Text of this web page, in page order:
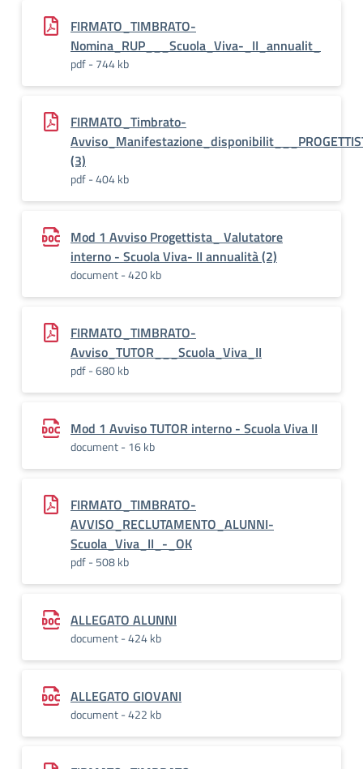
FIRMATO_TIMBRATO-
Nomina_RUP___Scuola_Viva-_II_annualit_
pdf - 744 kb
FIRMATO_Timbrato-
(3)
pdf - 404 kb
Mod 1 Avviso Progettista_ Valutatore
interno - Scuola Viva- II annualità (2)
document - 420 kb
FIRMATO_TIMBRATO-
Avviso_TUTOR___Scuola_Viva_II
pdf - 680 kb
Mod 1 Avviso TUTOR interno - Scuola Viva II
document - 16 kb
FIRMATO_TIMBRATO-
AVVISO_RECLUTAMENTO_ALUNNI-
Scuola_Viva_II_-_OK
pdf - 508 kb
ALLEGATO ALUNNI
document - 424 kb
ALLEGATO GIOVANI
document - 422 kb